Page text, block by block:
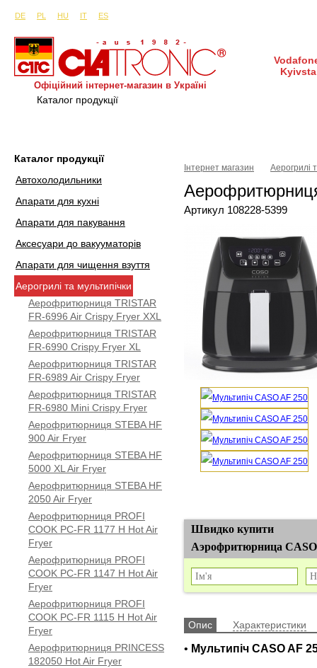
DE
PL HU IT ES
Офіційний інтернет-магазин в Україні
Каталог продукції
Каталог продукції
Автохолодильники
Апарати для кухні
Апарати для пакування
Аксесуари до вакууматорів
Апарати для чищення взуття
Аерогрилі та мультипічки
Аерофритюрниця TRISTAR
FR-6996 Air Crispy Fryer XXL
Аерофритюрниця TRISTAR
FR-6990 Crispy Fryer XL
Аерофритюрниця TRISTAR
FR-6989 Air Crispy Fryer
Аерофритюрниця TRISTAR
FR-6980 Mini Crispy Fryer
Аерофритюрниця STEBA HF
900 Air Fryer
Аерофритюрниця STEBA HF
5000 XL Air Fryer
Аерофритюрниця STEBA HF
2050 Air Fryer
Аерофритюрниця PROFI
COOK PC-FR 1177 H Hot Air
Fryer
Аерофритюрниця PROFI
COOK PC-FR 1147 H Hot Air
Fryer
Аерофритюрниця PROFI
COOK PC-FR 1115 H Hot Air
Fryer
Аерофритюрниця PRINCESS
182050 Hot Air Fryer
Інтернет магазин Аерогрилі
Артикул 108228-5399
Швидко купити
Аэрофритюрница CASO
Опис Характеристики
• Мультипіч CASO AF